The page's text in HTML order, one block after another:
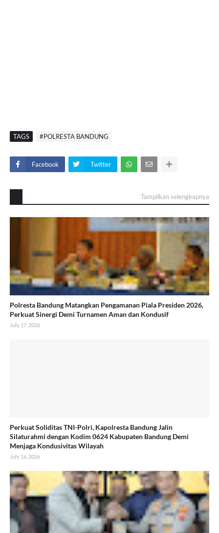
TAGS #POLRESTA BANDUNG
Facebook Twitter
Tampilkan selengkapnya
Polresta Bandung Matangkan Pengamanan Piala Presiden 2026,
Perkuat Sinergi Demi Turnamen Aman dan Kondusif
July 17, 2026
Perkuat Soliditas TNI-Polri, Kapolresta Bandung Jalin
Silaturahmi dengan Kodim 0624 Kabupaten Bandung Demi
Menjaga Kondusivitas Wilayah
July 16, 2026